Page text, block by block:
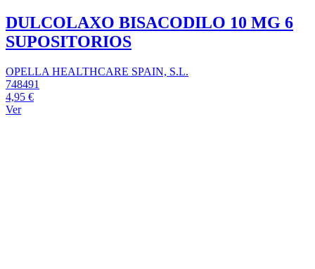
DULCOLAXO BISACODILO 10 MG 6
SUPOSITORIOS
OPELLA HEALTHCARE SPAIN, S.L.
748491
4,95 €
Ver